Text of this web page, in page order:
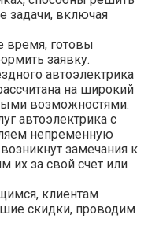
задачи, включая
время, готовы
заявку.
автоэлектрика
на широкий
возможностями.
автоэлектрика с
непременную
замечания к
их за свой счет или
клиентам
скидки, проводим